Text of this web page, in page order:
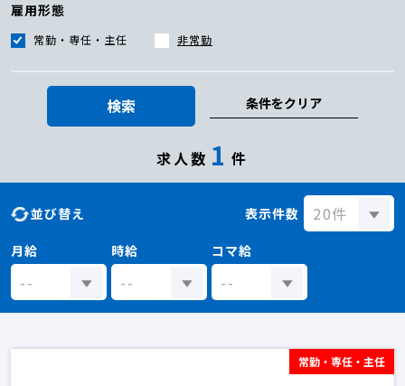
雇用形態
常勤・専任・主任 非常勤
検索 条件をクリア
求人数 1 件
並び替え 表示件数
月給 時給 コマ給
常勤・専任・主任